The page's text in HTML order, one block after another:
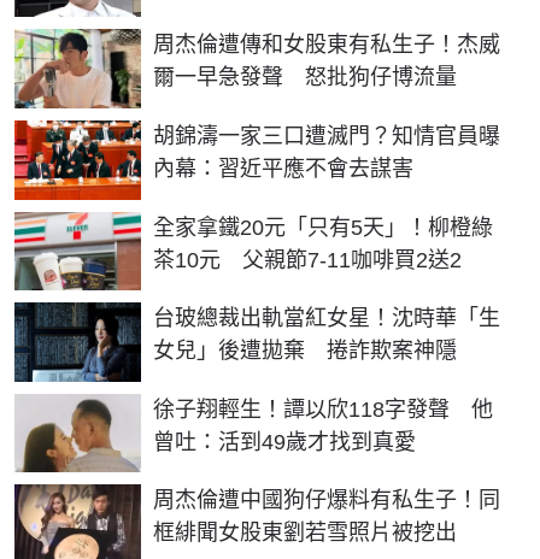
周杰倫遭傳和女股東有私生子！杰威
爾一早急發聲 怒批狗仔博流量
胡錦濤一家三口遭滅門？知情官員曝
內幕：習近平應不會去謀害
全家拿鐵20元「只有5天」！柳橙綠
茶10元 父親節7-11咖啡買2送2
台玻總裁出軌當紅女星！沈時華「生
女兒」後遭拋棄 捲詐欺案神隱
徐子翔輕生！譚以欣118字發聲 他
曾吐：活到49歲才找到真愛
周杰倫遭中國狗仔爆料有私生子！同
框緋聞女股東劉若雪照片被挖出